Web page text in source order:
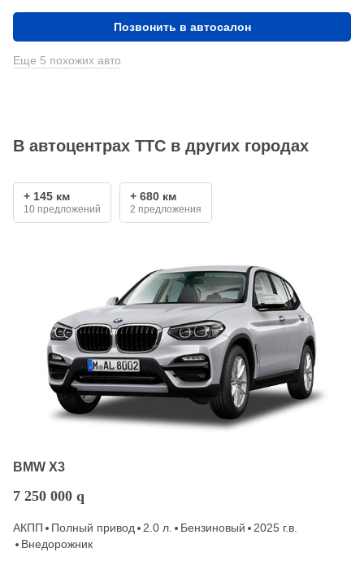
Позвонить в автосалон
Еще 5 похожих авто
В автоцентрах ТТС в других городах
+ 145 км
10 предложений
+ 680 км
2 предложения
BMW X3
7 250 000 q
АКПП Полный привод 2.0 л. Бензиновый
2025 г.в.
Внедорожник